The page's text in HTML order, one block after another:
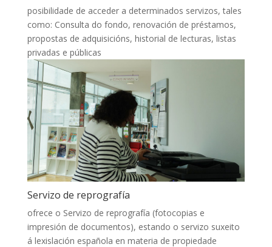
posibilidade de acceder a determinados servizos, tales
como: Consulta do fondo, renovación de préstamos,
propostas de adquisicións, historial de lecturas, listas
privadas e públicas
Servizo de reprografía
ofrece o Servizo de reprografía (fotocopias e
impresión de documentos), estando o servizo suxeito
á lexislación española en materia de propiedade